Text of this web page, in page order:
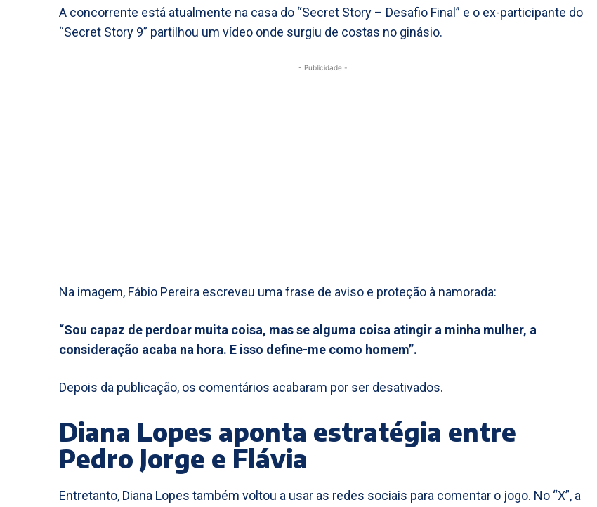
A concorrente está atualmente na casa do “Secret Story – Desafio Final” e o ex-participante do
“Secret Story 9” partilhou um vídeo onde surgiu de costas no ginásio.
- Publicidade -
Na imagem, Fábio Pereira escreveu uma frase de aviso e proteção à namorada:
“Sou capaz de perdoar muita coisa, mas se alguma coisa atingir a minha mulher, a
consideração acaba na hora. E isso define-me como homem”.
Depois da publicação, os comentários acabaram por ser desativados.
Diana Lopes aponta estratégia entre
Pedro Jorge e Flávia
Entretanto, Diana Lopes também voltou a usar as redes sociais para comentar o jogo. No “X”, a